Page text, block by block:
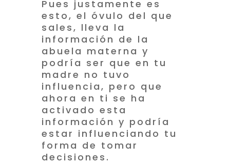
Pues justamente es
esto, el óvulo del que
sales, lleva la
información de la
abuela materna y
podría ser que en tu
madre no tuvo
influencia, pero que
ahora en ti se ha
activado esta
información y podría
estar influenciando tu
forma de tomar
decisiones.